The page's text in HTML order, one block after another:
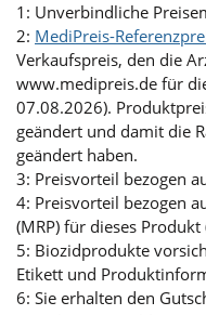
1: Unverbindliche
2: MediPreis-
Verkaufspreis, den die
www.medipreis.de für
07.08.2026).
geändert und damit die
geändert haben.
3: Preisvorteil bezogen
4: Preisvorteil bezogen
(MRP) für dieses
5: Biozidprodukte
Etikett und
6: Sie erhalten den